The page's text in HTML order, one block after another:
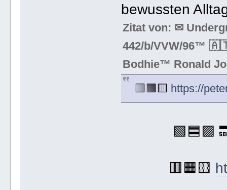
bewussten
Zitat von: ✉
442/b/VVW/96™
Bodhie™ Ronald
🟥🟧🟨 https://
🟩🟦🟪
🟥🟧🟨